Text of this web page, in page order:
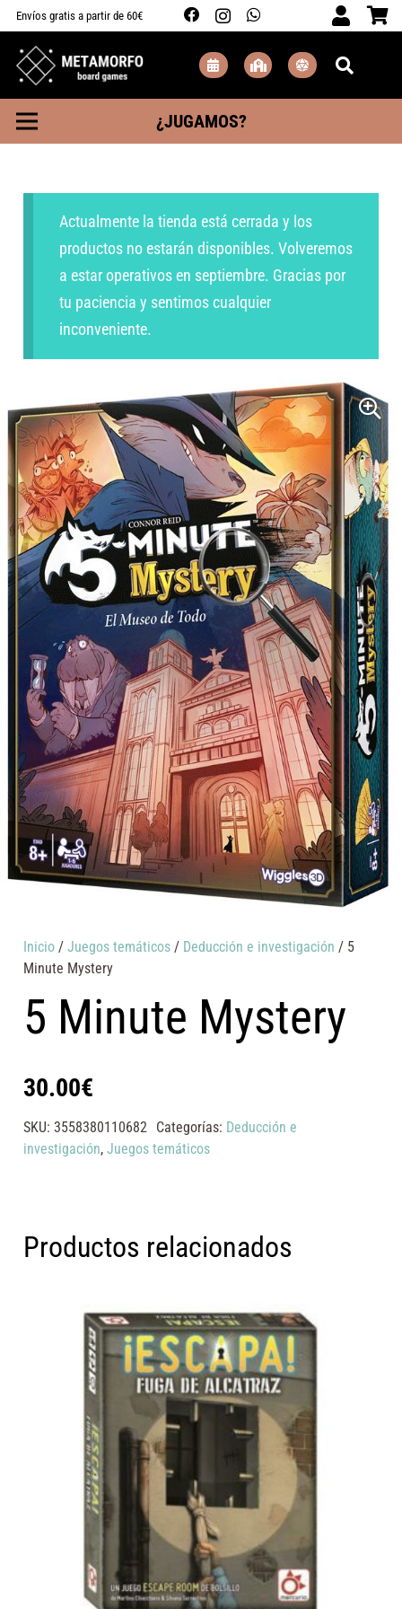
Envíos gratis a partir de 60€
¿JUGAMOS?
Actualmente la tienda está cerrada y los
productos no estarán disponibles. Volveremos
a estar operativos en septiembre. Gracias por
tu paciencia y sentimos cualquier
inconveniente.
Inicio /Juegos temáticos / Deducción e investigación / 5
Minute Mystery
5 Minute Mystery
30.00€
SKU:3558380110682 Categorías: Deducción e
investigación,Juegos temáticos
Productos relacionados